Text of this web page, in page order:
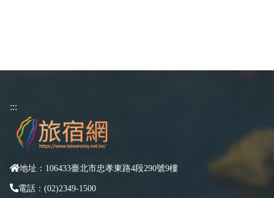
:::
地址：106433臺北市忠孝東路4段290號9樓
電話：(02)2349-1500